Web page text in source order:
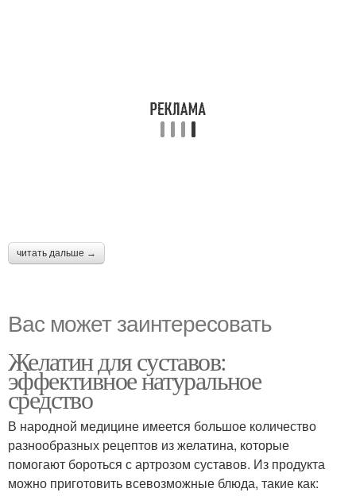
читать дальше →
Вас может заинтересовать
Желатин для суставов:
эффективное натуральное
средство
В народной медицине имеется большое количество
разнообразных рецептов из желатина, которые
помогают бороться с артрозом суставов. Из продукта
можно приготовить всевозможные блюда, такие как: